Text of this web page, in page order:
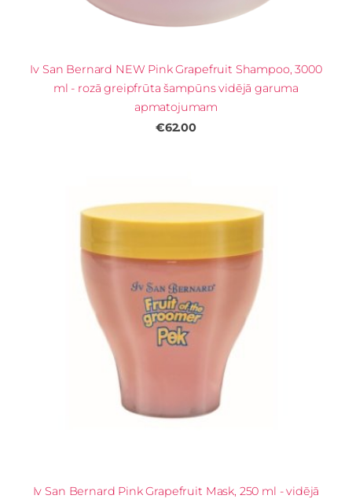
Iv San Bernard NEW Pink Grapefruit Shampoo, 3000
ml - rozā greipfrūta šampūns vidējā garuma
apmatojumam
€62.00
Iv San Bernard Pink Grapefruit Mask, 250 ml - vidējā